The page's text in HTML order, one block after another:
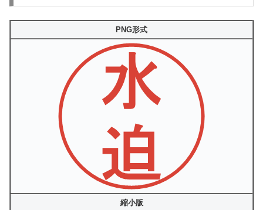
PNG形式
縮小版